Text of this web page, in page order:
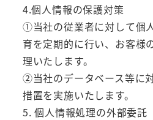
4.個人情報の保護対策
①当社の従業者に対して個
育を定期的に行い、お客様
理いたします。
②当社のデータベース等に
措置を実施いたします。
5. 個人情報処理の外部委託